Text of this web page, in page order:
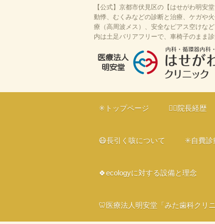
【公式】京都市伏見区の【はせがわ明安
動悸、むくみなどの診断と治療、ケガや
療（高周波メス）、安全なピアス空けな
内は土足バリアフリーで、車椅子のまま診
はせがわ明安堂クリニックの公式
区の内科、呼吸器科、循環器科、外
ライン診療、駐車場10台、web予約
✳️トップページ 👨‍⚕️院長経歴
😷長引く咳について ✳️自費診
🍀ecologyに対する設備と理念
🦷医療法人明安堂「みた歯科クリニ